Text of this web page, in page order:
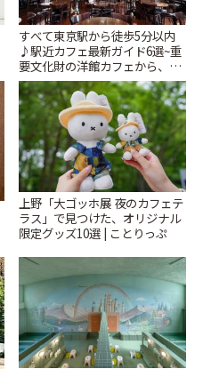
すべて東京駅から徒歩5分以内
♪駅近カフェ最新ガイド6選~重
要文化財の洋館カフェから、改
札すぐのレトロ喫茶まで~ | こと
りっぷ
上野「大ゴッホ展 夜のカフェテ
ラス」で見つけた、オリジナル
限定グッズ10選 | ことりっぷ